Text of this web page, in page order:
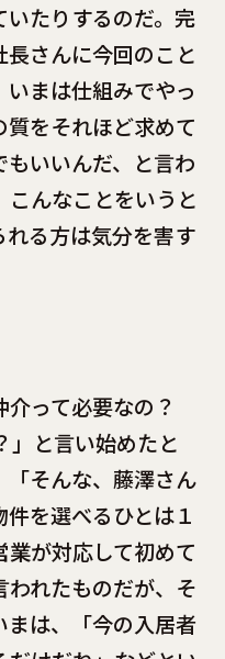
たりするのだ。完
さんに今回のこと
まは仕組みでやっ
をそれほど求めて
いいんだ、と言わ
んなことをいうと
る方は気分を害す
って必要なの？
」と言い始めたと
「そんな、藤澤さん
を選べるひとは１
業が対応して初めて
れたものだが、そ
まは、「今の入居者